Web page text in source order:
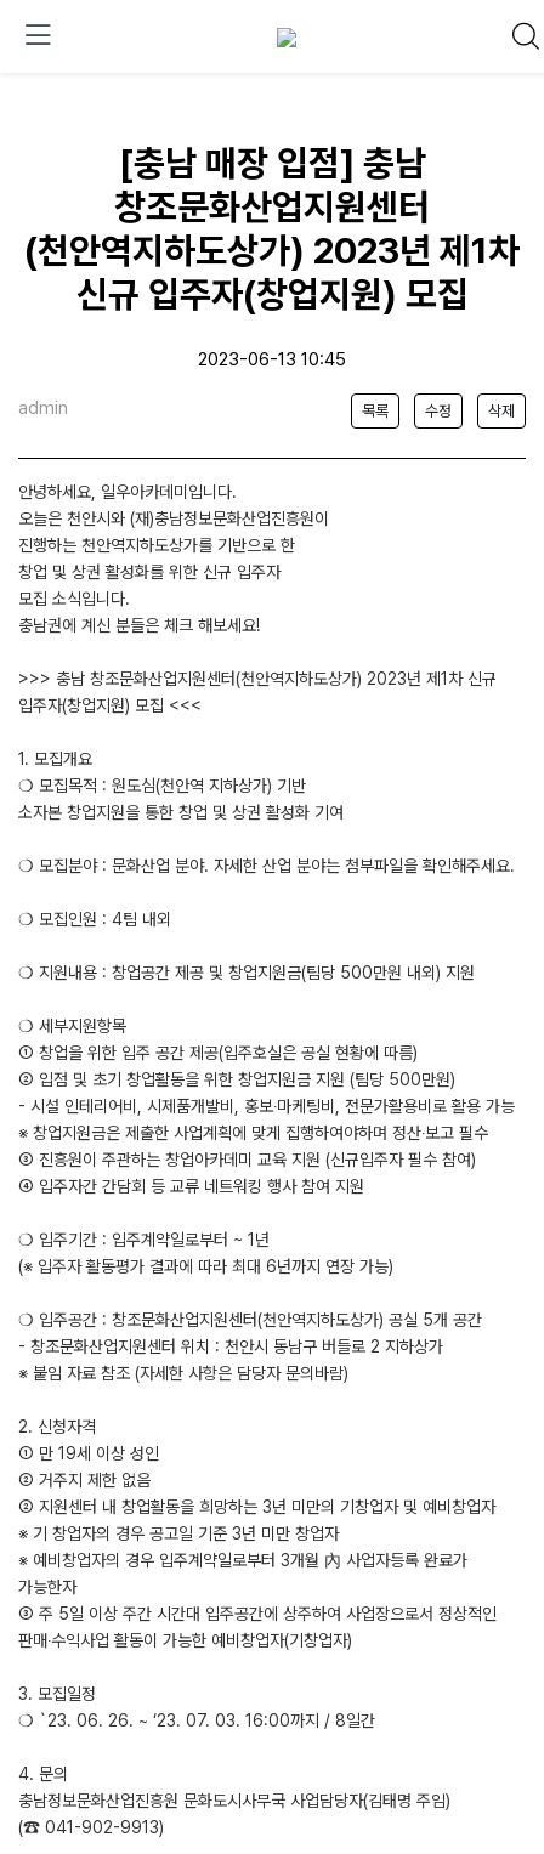
[충남 매장 입점] 충남
창조문화산업지원센터
(천안역지하도상가) 2023년 제1차
신규 입주자(창업지원) 모집
2023-06-13 10:45
admin 목록 수정 삭제
안녕하세요, 일우아카데미입니다.
오늘은 천안시와 (재)충남정보문화산업진흥원이
진행하는 천안역지하도상가를 기반으로 한
창업 및 상권 활성화를 위한 신규 입주자
모집 소식입니다.
충남권에 계신 분들은 체크 해보세요!
>>> 충남 창조문화산업지원센터(천안역지하도상가) 2023년 제1차 신규
입주자(창업지원) 모집 <<<
1. 모집개요
❍ 모집목적 : 원도심(천안역 지하상가) 기반
소자본 창업지원을 통한 창업 및 상권 활성화 기여
❍ 모집분야 : 문화산업 분야. 자세한 산업 분야는 첨부파일을 확인해주세요.
❍ 모집인원 : 4팀 내외
❍ 지원내용 : 창업공간 제공 및 창업지원금(팀당 500만원 내외) 지원
❍ 세부지원항목
① 창업을 위한 입주 공간 제공(입주호실은 공실 현황에 따름)
② 입점 및 초기 창업활동을 위한 창업지원금 지원 (팀당 500만원)
- 시설 인테리어비, 시제품개발비, 홍보‧마케팅비, 전문가활용비로 활용 가능
※ 창업지원금은 제출한 사업계획에 맞게 집행하여야하며 정산‧보고 필수
③ 진흥원이 주관하는 창업아카데미 교육 지원 (신규입주자 필수 참여)
④ 입주자간 간담회 등 교류 네트워킹 행사 참여 지원
❍ 입주기간 : 입주계약일로부터 ~ 1년
(※ 입주자 활동평가 결과에 따라 최대 6년까지 연장 가능)
❍ 입주공간 : 창조문화산업지원센터(천안역지하도상가) 공실 5개 공간
- 창조문화산업지원센터 위치 : 천안시 동남구 버들로 2 지하상가
※ 붙임 자료 참조 (자세한 사항은 담당자 문의바람)
2. 신청자격
① 만 19세 이상 성인
② 거주지 제한 없음
② 지원센터 내 창업활동을 희망하는 3년 미만의 기창업자 및 예비창업자
※ 기 창업자의 경우 공고일 기준 3년 미만 창업자
※ 예비창업자의 경우 입주계약일로부터 3개월 內 사업자등록 완료가
가능한자
③ 주 5일 이상 주간 시간대 입주공간에 상주하여 사업장으로서 정상적인
판매‧수익사업 활동이 가능한 예비창업자(기창업자)
3. 모집일정
❍ `23. 06. 26. ~ ‘23. 07. 03. 16:00까지 / 8일간
4. 문의
충남정보문화산업진흥원 문화도시사무국 사업담당자(김태명 주임)
(☎ 041-902-9913)